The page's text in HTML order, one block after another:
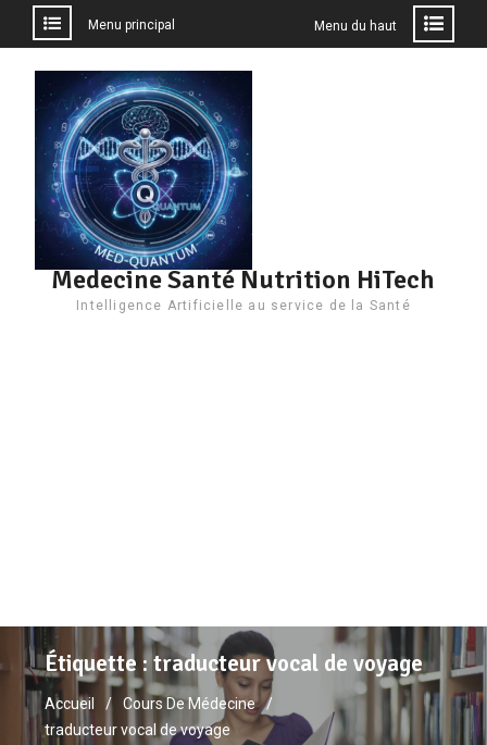
contenu
Menu principal Menu du haut
Medecine Santé Nutrition HiTech
Intelligence Artificielle au service de la Santé
Étiquette :traducteur vocal de voyage
Accueil
Cours De Médecine
traducteur vocal de voyage